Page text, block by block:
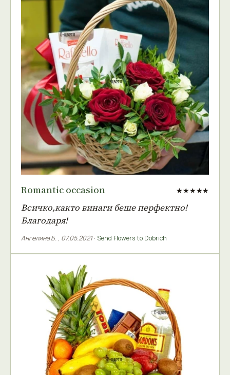
Romantic occasion ★★★★★
Всичко,както винаги беше перфектно!
Благодаря!
Ангелина Б. , 07.05.2021· Send Flowers to Dobrich